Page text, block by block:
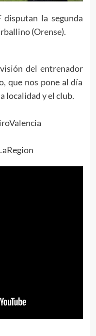
la segunda
(Orense).
del entrenador
que nos pone al día
localidad y el club.